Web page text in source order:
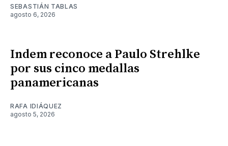
SEBASTIÁN TABLAS
agosto 6, 2026
Indem reconoce a Paulo Strehlke
por sus cinco medallas
panamericanas
RAFA IDIÁQUEZ
agosto 5, 2026